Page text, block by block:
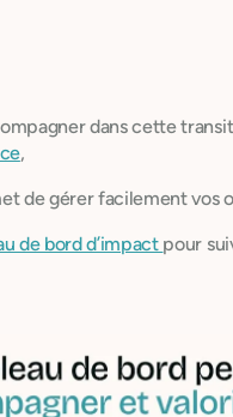
dans cette
,
de gérer facilement vos
de bord d’impact pour